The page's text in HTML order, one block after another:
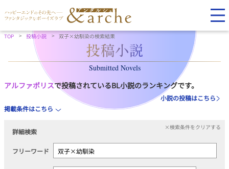
TOP 投稿小説 双子×幼馴染の検索結果
Submitted Novels
アルファポリスで投稿されているBL小説のランキングです。
小説の投稿はこちら
掲載条件はこちら
詳細検索
×検索条件をクリアする
フリーワード